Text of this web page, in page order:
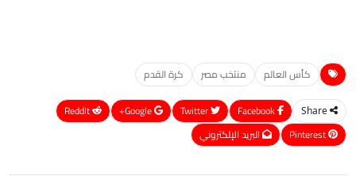
كأس العالم منتخب مصر كرة القدم
Share
Google+
ReddIt
Pinterest
البريد الإلكتروني